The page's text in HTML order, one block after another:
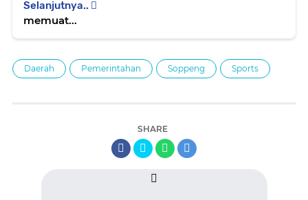
Selanjutnya..
memuat...
Daerah Pemerintahan Soppeng Sports
SHARE